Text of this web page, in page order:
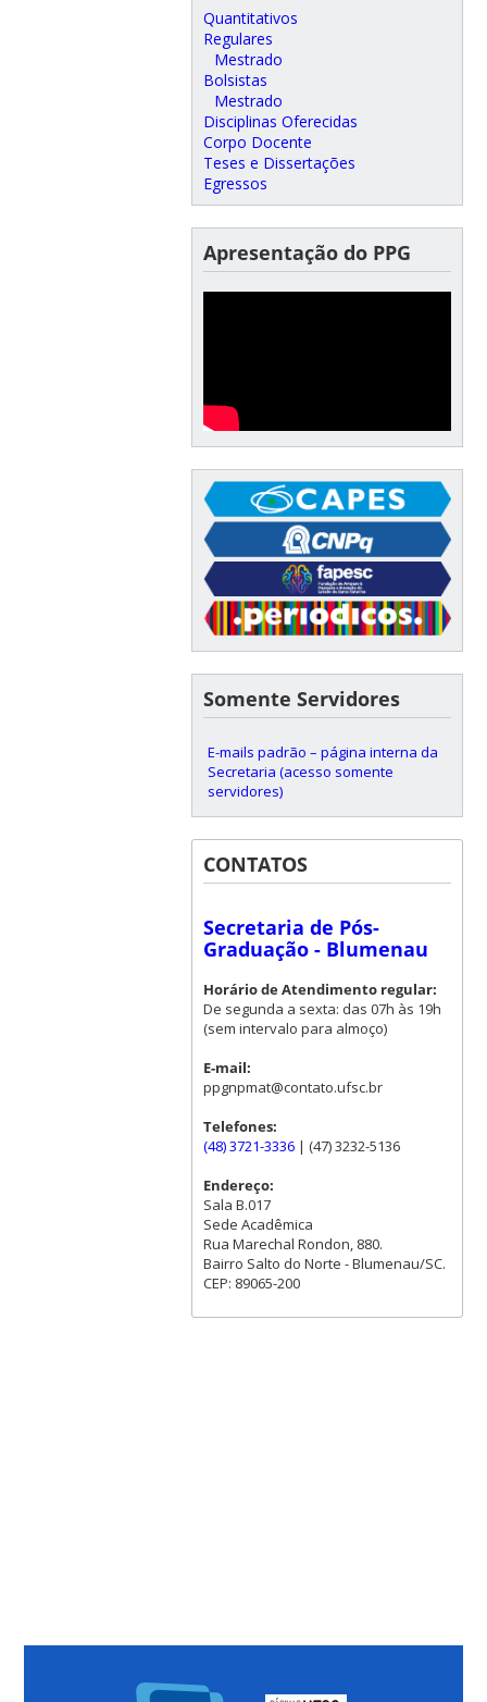
Quantitativos
Regulares
Mestrado
Bolsistas
Mestrado
Disciplinas Oferecidas
Corpo Docente
Teses e Dissertações
Egressos
Apresentação do PPG
Somente Servidores
E-mails padrão – página interna da
Secretaria (acesso somente
servidores)
CONTATOS
Secretaria de Pós-
Graduação - Blumenau
Horário de Atendimento regular:
De segunda a sexta: das 07h às 19h
(sem intervalo para almoço)
E-mail:
ppgnpmat@contato.ufsc.br
Telefones:
(48) 3721-3336| (47) 3232-5136
Endereço:
Sala B.017
Sede Acadêmica
Rua Marechal Rondon, 880.
Bairro Salto do Norte - Blumenau/SC.
CEP: 89065-200